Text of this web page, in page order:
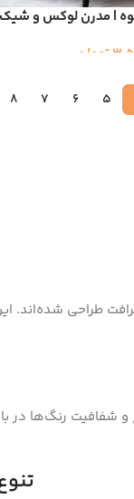
| مدرن لوکس و شیک
تومان
5
6
7
8
طراحی شده‌اند.
شفافیت رنگ‌ها در